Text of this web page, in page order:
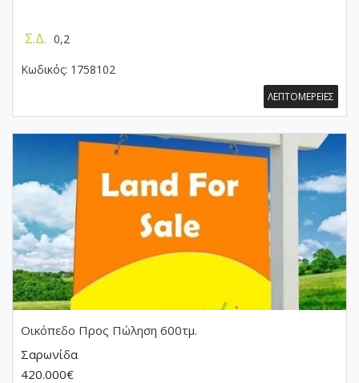
Σ.Δ. 0,2
Κωδικός: 1758102
ΛΕΠΤΟΜΕΡΕΙΕΣ
Οικόπεδο Προς Πώληση 600τμ.
Σαρωνίδα
420.000€